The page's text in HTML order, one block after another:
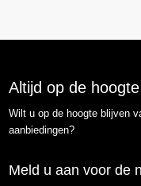
Altijd op de
Wilt u op de hoogte blijven
aanbiedingen?
Meld u aan voor de